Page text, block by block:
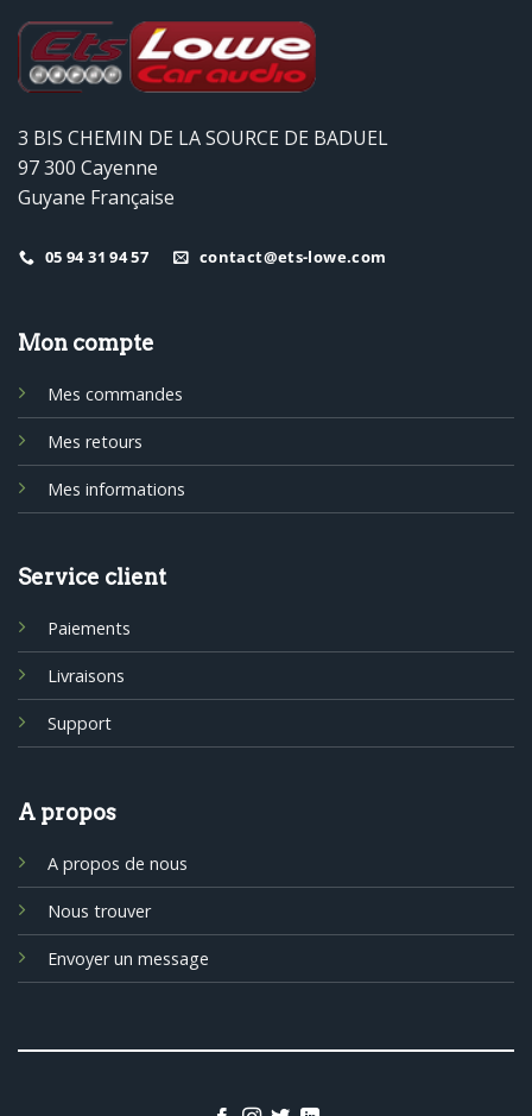
3 BIS CHEMIN DE LA SOURCE DE BADUEL
97 300 Cayenne
Guyane Française
05 94 31 94 57 contact@ets-lowe.com
Mon compte
Mes commandes
Mes retours
Mes informations
Service client
Paiements
Livraisons
Support
A propos
A propos de nous
Nous trouver
Envoyer un message